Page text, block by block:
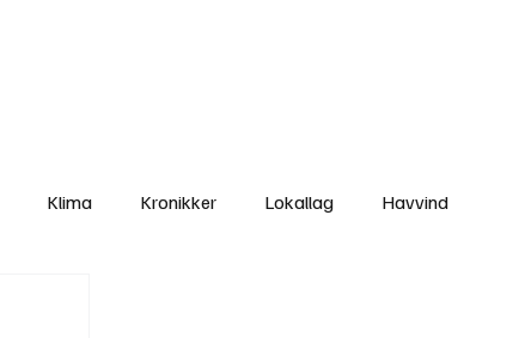
Klima Kronikker Lokallag Havvind